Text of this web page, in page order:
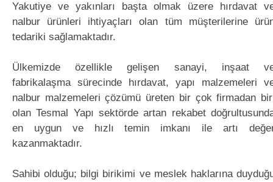
Yakutiye ve yakınları başta olmak üzere hırdavat
nalbur ürünleri ihtiyaçları olan tüm müşterilerine
tedariki sağlamaktadır.
Ülkemizde özellikle gelişen sanayi, inşaat
fabrikalaşma sürecinde hırdavat, yapı malzemeleri
nalbur malzemeleri çözümü üreten bir çok firmadan
olan Tesmal Yapı sektörde artan rekabet
en uygun ve hızlı temin imkanı ile artı
kazanmaktadır.
Sahibi olduğu; bilgi birikimi ve meslek haklarına